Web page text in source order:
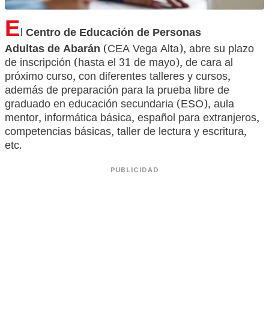
El Centro de Educación de Personas
Adultasde Abarán (CEA Vega Alta), abre su plazo
de inscripción (hasta el 31 de mayo), de cara al
próximo curso, con diferentes talleres y cursos,
además de preparación para la prueba libre de
graduado en educación secundaria (ESO), aula
mentor, informática básica, español para extranjeros,
competencias básicas, taller de lectura y escritura,
etc.
PUBLICIDAD